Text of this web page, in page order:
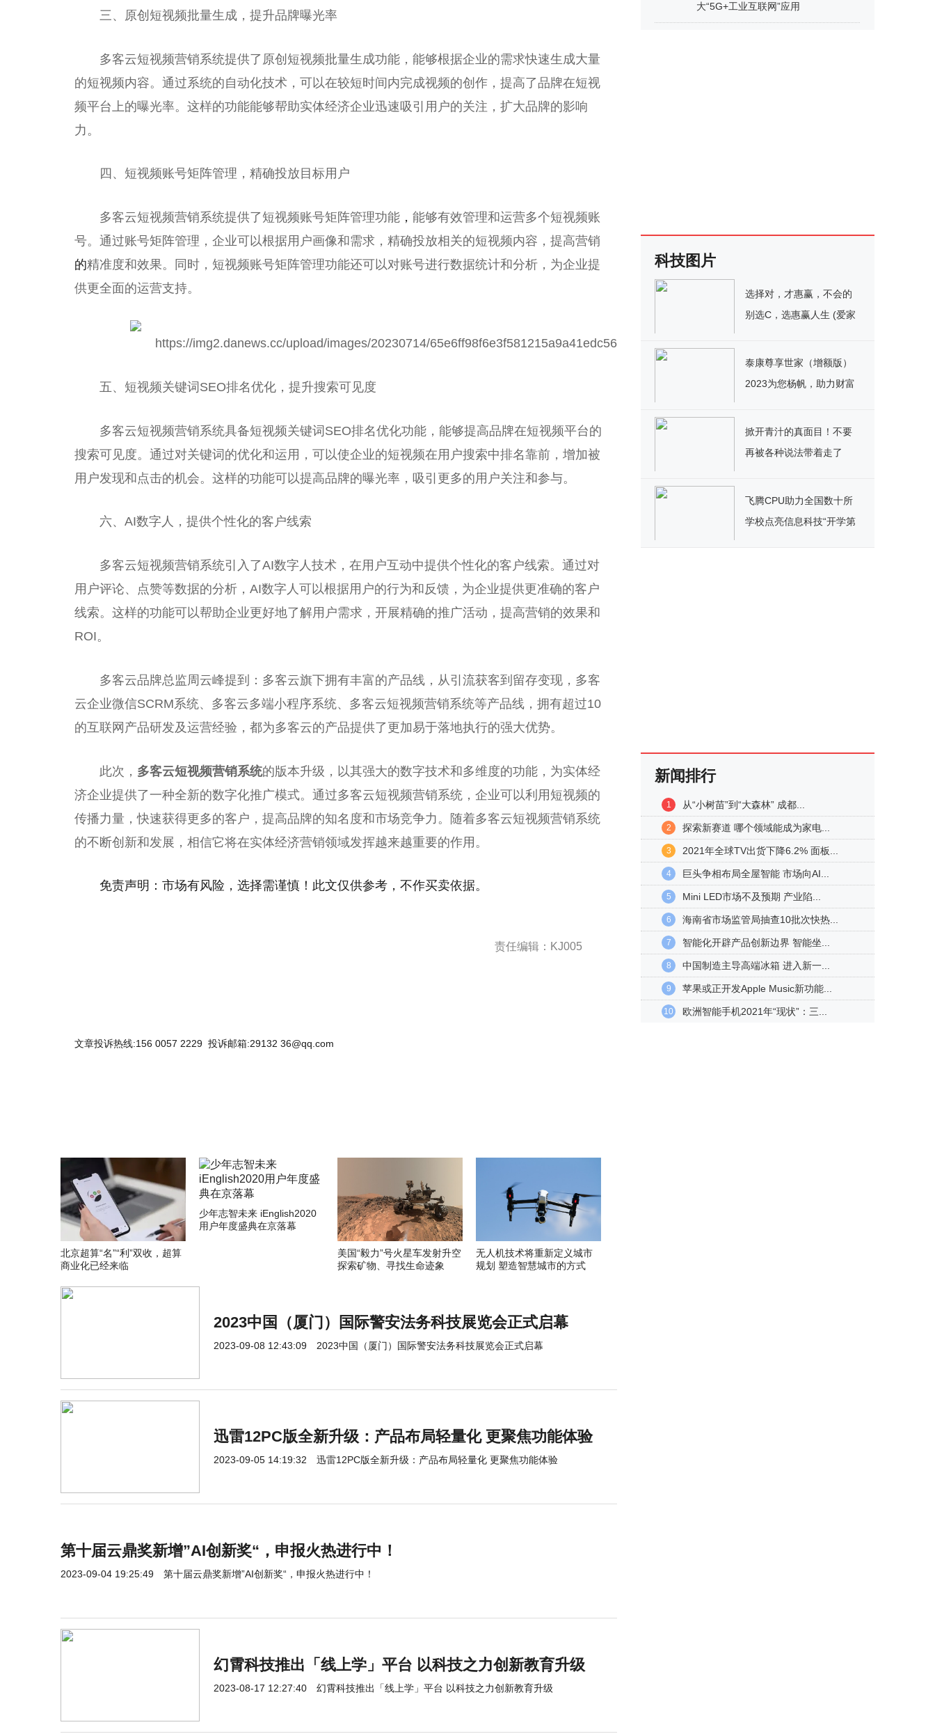
三、原创短视频批量生成，提升品牌曝光率
多客云短视频营销系统提供了原创短视频批量生成功能，能够根据企业的需求快速生成大量
的短视频内容。通过系统的自动化技术，可以在较短时间内完成视频的创作，提高了品牌在短视
频平台上的曝光率。这样的功能能够帮助实体经济企业迅速吸引用户的关注，扩大品牌的影响
力。
四、短视频账号矩阵管理，精确投放目标用户
多客云短视频营销系统提供了短视频账号矩阵管理功能 ， 能够有效管理和运营多个短视频账
号。通过账号矩阵管理，企业可以根据用户画像和需求，精确投放相关的短视频内容，提高营销
的精准度和效果。同时，短视频账号矩阵管理功能还可以对账号进行数据统计和分析，为企业提
供更全面的运营支持。
五、短视频关键词SEO排名优化，提升搜索可见度
多客云短视频营销系统具备短视频关键词SEO排名优化功能，能够提高品牌在短视频平台的
搜索可见度。通过对关键词的优化和运用，可以使企业的短视频在用户搜索中排名靠前，增加被
用户发现和点击的机会。这样的功能可以提高品牌的曝光率，吸引更多的用户关注和参与。
六、AI数字人，提供个性化的客户线索
多客云短视频营销系统引入了AI数字人技术，在用户互动中提供个性化的客户线索。通过对
用户评论、点赞等数据的分析，AI数字人可以根据用户的行为和反馈，为企业提供更准确的客户
线索。这样的功能可以帮助企业更好地了解用户需求，开展精确的推广活动，提高营销的效果和
ROI。
多客云品牌总监周云峰提到：多客云旗下拥有丰富的产品线，从引流获客到留存变现，多客
云企业微信SCRM系统、多客云多端小程序系统、多客云短视频营销系统等产品线，拥有超过10
的互联网产品研发及运营经验，都为多客云的产品提供了更加易于落地执行的强大优势。
此次， 多客云短视频营销系统的版本升级，以其强大的数字技术和多维度的功能，为实体经
济企业提供了一种全新的数字化推广模式。通过多客云短视频营销系统，企业可以利用短视频的
传播力量，快速获得更多的客户，提高品牌的知名度和市场竞争力。随着多客云短视频营销系统
的不断创新和发展，相信它将在实体经济营销领域发挥越来越重要的作用。
免责声明：市场有风险，选择需谨慎！此文仅供参考，不作买卖依据。
责任编辑：KJ005
文章投诉热线:156 0057 2229 投诉邮箱:29132 36@qq.com
北京超算“名”“利”双收，超算
商业化已经来临
少年志智未来 iEnglish2020
用户年度盛典在京落幕
美国“毅力”号火星车发射升空
探索矿物、寻找生命迹象
无人机技术将重新定义城市
规划 塑造智慧城市的方式
2023中国（厦门）国际警安法务科技展览会正式启幕
2023-09-08 12:43:09 2023中国（厦门）国际警安法务科技展览会正式启幕
迅雷12PC版全新升级：产品布局轻量化 更聚焦功能体验
2023-09-05 14:19:32 迅雷12PC版全新升级：产品布局轻量化 更聚焦功能体验
第十届云鼎奖新增”AI创新奖“，申报火热进行中！
2023-09-04 19:25:49 第十届云鼎奖新增”AI创新奖“，申报火热进行中！
幻霄科技推出「线上学」平台 以科技之力创新教育升级
2023-08-17 12:27:40 幻霄科技推出「线上学」平台 以科技之力创新教育升级
大“5G+工业互联网”应用
科技图片
选择对，才惠赢，不会的
别选C，选惠赢人生 (爱家
泰康尊享世家（增额版）
2023为您杨帆，助力财富
掀开青汁的真面目！不要
再被各种说法带着走了
飞腾CPU助力全国数十所
学校点亮信息科技“开学第
新闻排行
1 从“小树苗”到“大森林” 成都...
2 探索新赛道 哪个领域能成为家电...
3 2021年全球TV出货下降6.2% 面板...
4 巨头争相布局全屋智能 市场向AI...
5 Mini LED市场不及预期 产业陷...
6 海南省市场监管局抽查10批次快热...
7 智能化开辟产品创新边界 智能坐...
8 中国制造主导高端冰箱 进入新一...
9 苹果或正开发Apple Music新功能...
10 欧洲智能手机2021年“现状”：三...